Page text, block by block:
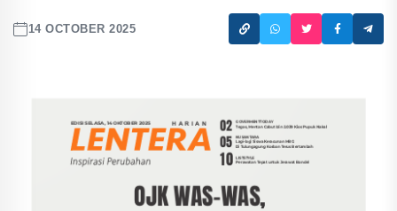
14 OCTOBER 2025